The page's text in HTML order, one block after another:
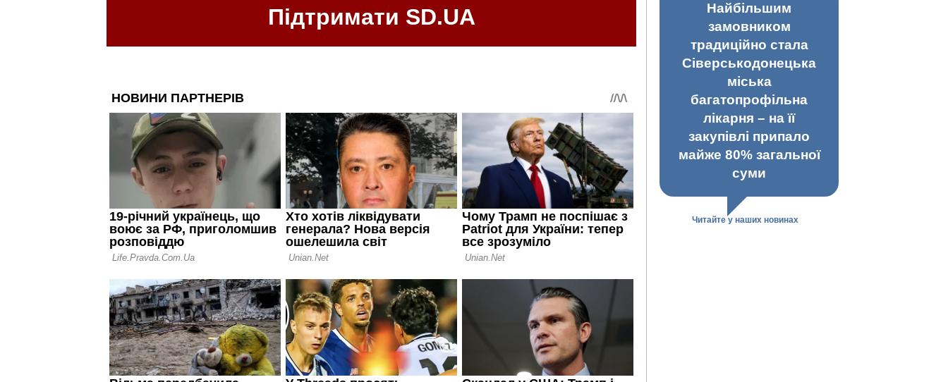
Підтримати SD.UA
Найбільшим
замовником
традиційно стала
Сіверськодонецька
міська
багатопрофільна
лікарня – на її
закупівлі припало
майже 80% загальної
суми
Читайте у наших новинах